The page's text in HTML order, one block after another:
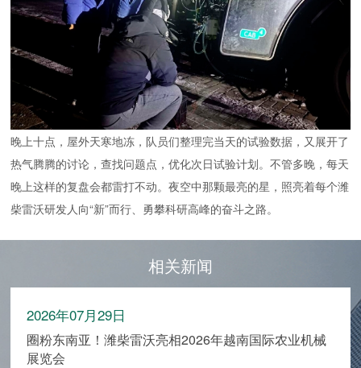
晚上十点，屋外天寒地冻，队员们整理完当天的试验数据，又展开了
热气腾腾的讨论，查找问题点，优化次日试验计划。不管多晚，每天
晚上这样的复盘会都雷打不动。夜空中那颗最亮的星，照亮着每个潍
柴雷沃研发人向“新”而行、勇攀科研高峰的奋斗之路。
相关新闻
2026年07月29日
圈粉东南亚！潍柴雷沃亮相2026年越南国际农业机械
展览会